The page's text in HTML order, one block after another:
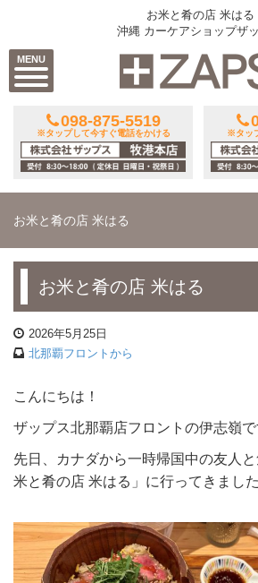
MENU
お米と肴の店 米はる
沖縄 カーケアショップザ
098-875-5519
※タップして今すぐ電話をかける ※タッ
お米と肴の店 米はる
お米と肴の店 米はる
2026年5月25日
北那覇フロントから
こんにちは！
ザップス北那覇店フロントの伊志嶺で
先日、カナダから一時帰国中の友人
米と肴の店 米はる」に行ってきまし